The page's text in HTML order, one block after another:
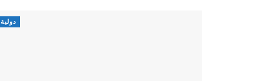
دولية